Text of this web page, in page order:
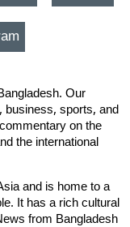
Our
business, sports, and
on the
the international
and is home to a
It has a rich cultural
from Bangladesh